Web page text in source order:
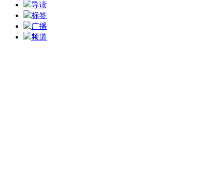
导读
标签
广播
频道